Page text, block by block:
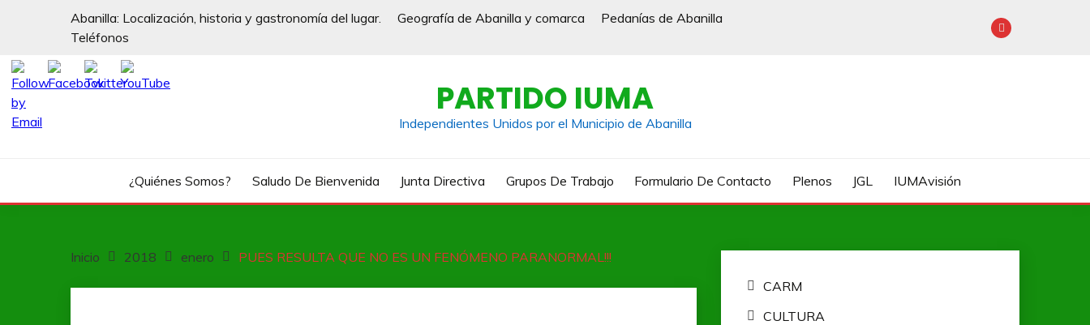
Abanilla: Localización, historia y gastronomía del lugar. Geografía de Abanilla y comarca
Pedanías de Abanilla
Teléfonos
PARTIDO IUMA
Independientes Unidos por el Municipio de Abanilla
¿Quiénes Somos? Saludo De Bienvenida Junta Directiva Grupos De Trabajo Formulario De Contacto Plenos JGL IUMAvisión
Inicio 2018 enero PUES RESULTA QUE NO ES UN FENÓMENO PARANORMAL!!!
CARM
CULTURA